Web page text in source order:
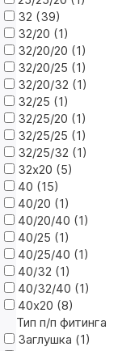
32 (39)
32/20 (1)
32/20/20 (1)
32/20/25 (1)
32/20/32 (1)
32/25 (1)
32/25/20 (1)
32/25/25 (1)
32/25/32 (1)
32х20 (5)
40 (15)
40/20 (1)
40/20/40 (1)
40/25 (1)
40/25/40 (1)
40/32 (1)
40/32/40 (1)
40х20 (8)
Тип п/п фитинга
Заглушка (1)